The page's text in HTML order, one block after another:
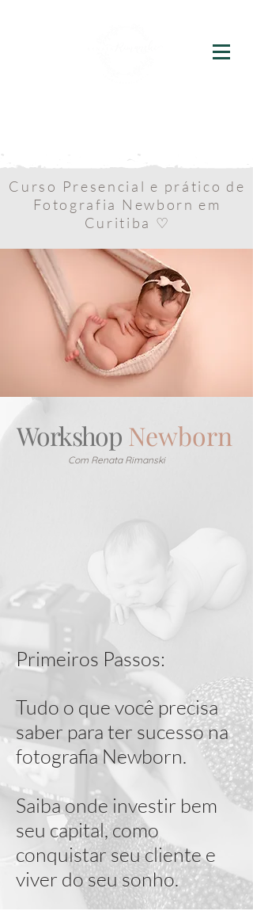
Curso Presencial e prático de
Fotografia Newborn em
Curitiba ♡
Workshop Newborn
Com Renata Rimanski
Primeiros Passos:
Tudo o que você precisa
saber para ter sucesso na
fotografia Newborn.
Saiba onde investir bem
seu capital, como
conquistar seu cliente e
viver do seu sonho.